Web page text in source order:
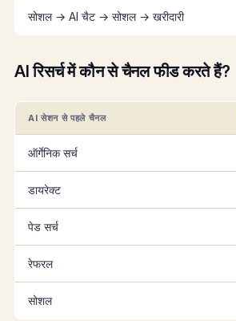
सोशल → AI चैट → सोशल → खरीदारी
AI रिसर्च में कौन से चैनल फीड करते हैं?
AI सेशन से पहले चैनल
ऑर्गेनिक सर्च
डायरेक्ट
पेड सर्च
रेफरल
सोशल